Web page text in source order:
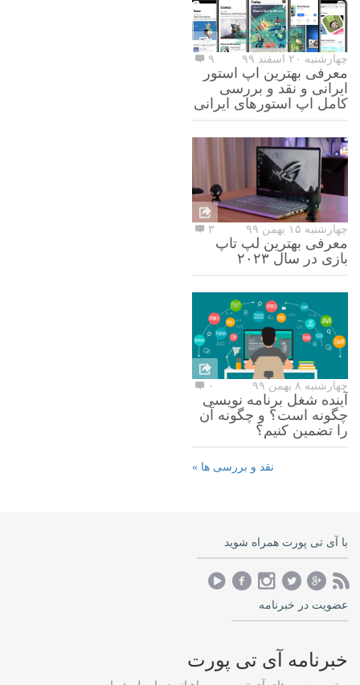
چهارشنبه ۲۰ اسفند ۹۹ ۹
معرفی بهترین اپ استور
ایرانی و نقد و بررسی
کامل اپ استورهای ایرانی
چهارشنبه ۱۵ بهمن ۹۹ ۳
معرفی بهترین لپ تاپ
بازی در سال ۲۰۲۳
چهارشنبه ۸ بهمن ۹۹ ۰
آینده شغل برنامه نویسی
چگونه است؟ و چگونه آن
را تضمین کنیم؟
نقد و بررسی ها »
با آی تی پورت همراه شوید
عضویت در خبرنامه
خبرنامه آی تی پورت